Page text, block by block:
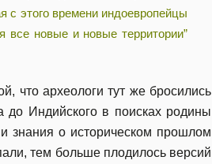
с этого времени индоевропейцы
все новые и новые территории”
что археологи тут же бросились
до Индийского в поисках родины
знания о историческом прошлом
тем больше плодилось версий